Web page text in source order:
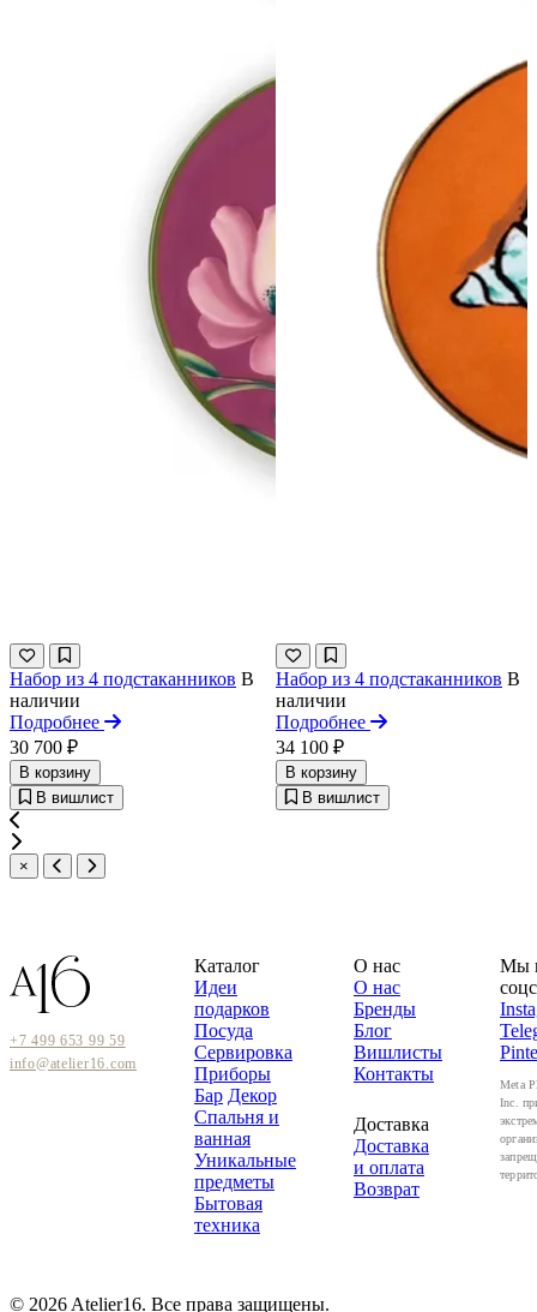
Набор из 4 подстаканников В
наличии
Подробнее
30 700 ₽
В корзину
В вишлист
Набор из 4 подстаканников В
наличии
Подробнее
34 100 ₽
В корзину
В вишлист
×
+7 499 653 99 59
info@atelier16.com
Каталог
Идеи
подарков
Посуда
Сервировка
Приборы
Бар Декор
Спальня и
ванная
Уникальные
предметы
Бытовая
техника
О нас
О нас
Бренды
Блог
Вишлисты
Контакты
Доставка
Доставка
и оплата
Возврат
Мы
Meta
Inc.
© 2026 Atelier16. Все права защищены.